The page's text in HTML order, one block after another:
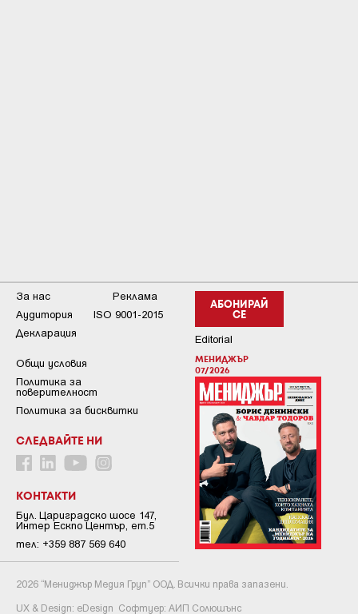
АБОНИРАЙ
СЕ
Editorial
МЕНИДЖЪР
07/2026
За нас
Реклама
Аудитория
ISO 9001-2015
Декларация
Общи условия
Пoлитикa зa
пoвepитeлнocт
Политика за бисквитки
СЛЕДВАЙТЕ НИ
КОНТАКТИ
Бул. Цариградско шосе 147,
Интер Ескпо Център, ет.5
тел: +359 887 569 640
2026 “Мениджър Медия Груп” ООД. Всички права запазени.
UX & Design: eDesign Софтуер: АИП Солюшънс